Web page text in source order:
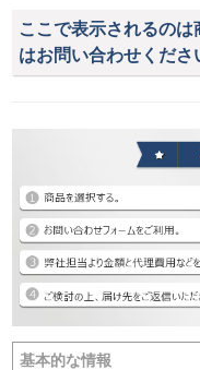
ここで表示されるの
はお問い合わせくださ
基本的な情報